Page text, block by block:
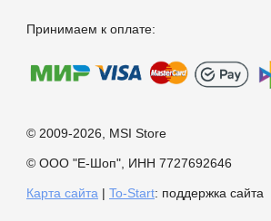
Принимаем к оплате:
© 2009-2026, MSI Store
© ООО "Е-Шоп", ИНН 7727692646
Карта сайта | To-Start: поддержка сайта